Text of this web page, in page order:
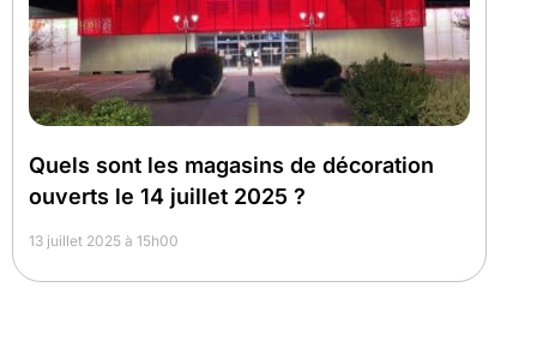
Quels sont les magasins de décoration
ouverts le 14 juillet 2025 ?
13 juillet 2025 à 15h00